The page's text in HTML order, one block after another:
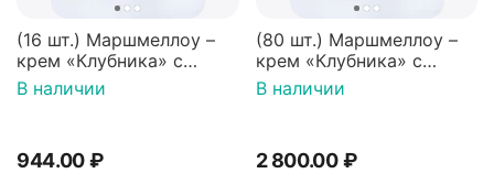
(16 шт.) Маршмеллоу –
крем «Клубника» с
палочками (ТМ
«Зефирный Лео»)
В наличии
944.00₽
(80 шт.) Маршмеллоу –
крем «Клубника» с
палочками (ТМ
«Зефирный Лео»)
В наличии
2 800.00 ₽